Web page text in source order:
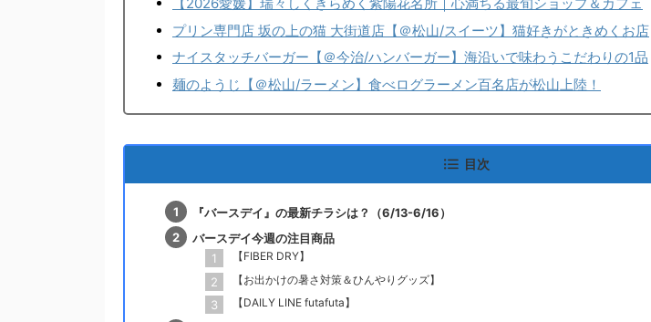
【2026愛媛】瑞々しくきらめく紫陽花名所｜心満ちる最旬ショップ＆カフェ
プリン専門店 坂の上の猫 大街道店【＠松山/スイーツ】猫好きがときめくお店
ナイスタッチバーガー【＠今治/ハンバーガー】海沿いで味わうこだわりの1品
麺のようじ【＠松山/ラーメン】食べログラーメン百名店が松山上陸！
目次
『バースデイ』の最新チラシは？（6/13-6/16）
バースデイ今週の注目商品
【FIBER DRY】
【お出かけの暑さ対策＆ひんやりグッズ】
【DAILY LINE futafuta】